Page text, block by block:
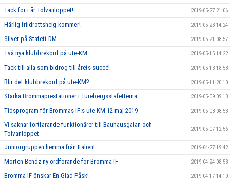
Tack för i år Tolvanloppet! 2019-05-27 21:06
Härlig friidrottshelg kommer! 2019-05-23 14:24
Silver på Stafett-DM 2019-05-21 08:57
Två nya klubbrekord på ute-KM 2019-05-15 14:22
Tack till alla som bidrog till årets succé! 2019-05-13 18:58
Blir det klubbrekord på ute-KM? 2019-05-11 20:10
Starka Brommaprestationer i Turebergsstafetterna 2019-05-09 09:13
Tidsprogram för Brommas IF:s ute KM 12 maj 2019 2019-05-08 08:53
Vi saknar fortfarande funktionärer till Bauhausgalan och
Tolvanloppet
2019-05-07 12:56
Juniorgruppen hemma från Italien! 2019-04-27 19:42
Morten Bendz ny ordförande för Bromma IF 2019-04-24 08:53
Bromma IF önskar En Glad Påsk! 2019-04-17 14:10